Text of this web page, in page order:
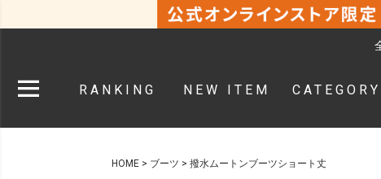
RANKING NEW ITEM CATEGORY
HOME ブーツ 撥水ムートンブーツショート丈